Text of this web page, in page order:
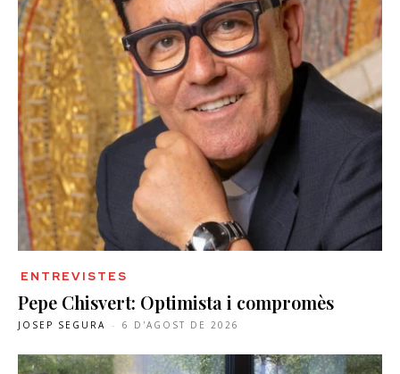
ENTREVISTES
Pepe Chisvert: Optimista i compromès
JOSEP SEGURA - 6 D'AGOST DE 2026